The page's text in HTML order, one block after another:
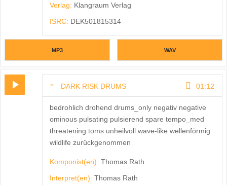
Verlag: Klangraum Verlag
ISRC: DEK501815314
MP3 WAV
DARK RISK DRUMS 01:12
bedrohlich drohend drums_only negativ negative
ominous pulsating pulsierend spare tempo_med
threatening toms unheilvoll wave-like wellenförmig
wildlife zurückgenommen
Komponist(en): Thomas Rath
Interpret(en): Thomas Rath